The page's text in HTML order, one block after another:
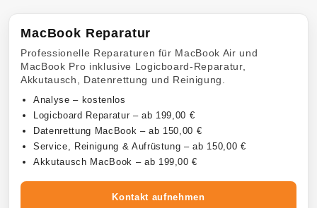
MacBook Reparatur
Professionelle Reparaturen für MacBook Air und
MacBook Pro inklusive Logicboard-Reparatur,
Akkutausch, Datenrettung und Reinigung.
Analyse – kostenlos
Logicboard Reparatur – ab 199,00 €
Datenrettung MacBook – ab 150,00 €
Service, Reinigung & Aufrüstung – ab 150,00 €
Akkutausch MacBook – ab 199,00 €
Kontakt aufnehmen